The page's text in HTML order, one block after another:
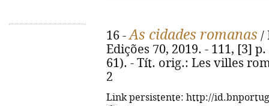
16 -As cidades romanas /
Edições 70, 2019. - 111, [3]
61). - Tít. orig.: Les villes
2
Link persistente: http://